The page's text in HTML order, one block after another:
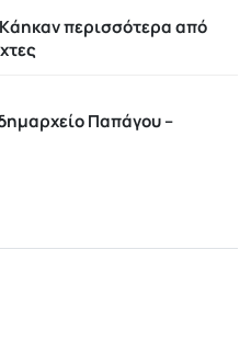
περισσότερα από
Παπάγου –